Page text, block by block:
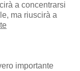
a concentrarsi
ma riuscirà a
importante